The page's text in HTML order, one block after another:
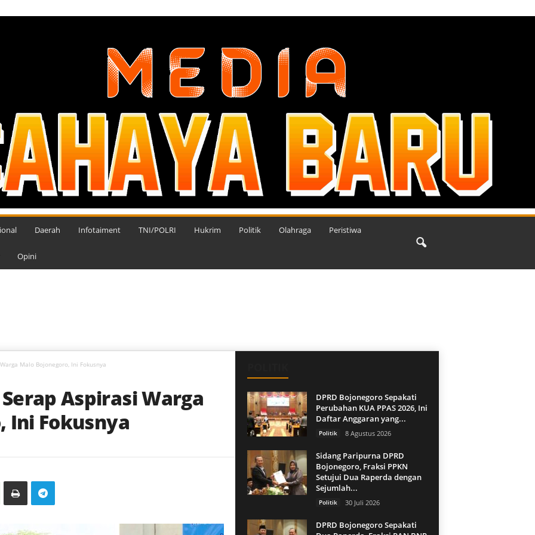
Daerah Infotaiment TNI/POLRI Hukrim Politik Olahraga Peristiwa
Opini
Malo Bojonegoro, Ini Fokusnya
Aspirasi Warga
Ini Fokusnya
DPRD Bojonegoro Sepakati
Perubahan KUA PPAS 2026, Ini
Daftar Anggaran yang...
Politik 8 Agustus 2026
Sidang Paripurna DPRD
Bojonegoro, Fraksi PPKN
Setujui Dua Raperda dengan
Sejumlah...
Politik 30 Juli 2026
DPRD Bojonegoro Sepakati